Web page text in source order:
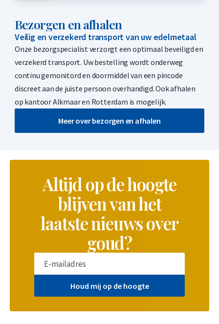
Bezorgen en afhalen
Veilig en verzekerd transport van uw edelmetaal
Onze bezorgspecialist verzorgt een optimaal beveiligd en
verzekerd transport. Uw bestelling wordt onderweg
continu gemonitord en doormiddel van een pincode
discreet aan de juiste persoon overhandigd. Ook afhalen
op kantoor Alkmaar en Rotterdam is mogelijk.
Meer over bezorgen en afhalen
Altijd op de hoogte
blijven van het
laatste nieuws over
goud?
Houd mij op de hoogte